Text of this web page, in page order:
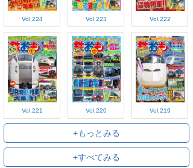
Vol.224 Vol.223 Vol.222
Vol.221 Vol.220 Vol.219
+もっとみる
+すべてみる